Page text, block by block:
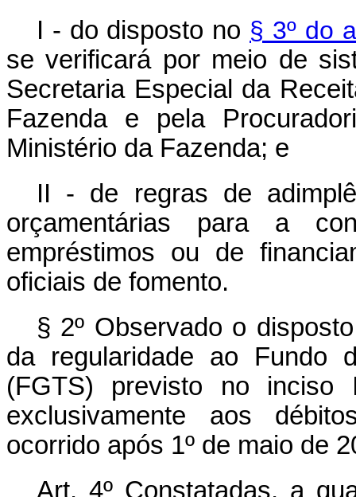
I - do disposto no § 3º do
se verificará por meio de
Secretaria Especial da
Fazenda e pela
Ministério da Fazenda; e
II - de regras de
orçamentárias para a
empréstimos ou de
oficiais de fomento.
§ 2º Observado o
da regularidade ao Fundo
(FGTS) previsto no inciso
exclusivamente aos
ocorrido após 1º de maio de
Art. 4º Constatadas, a